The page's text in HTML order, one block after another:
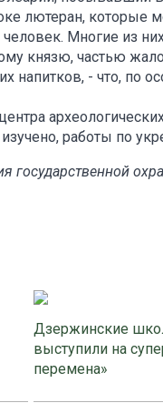
лютеран, которые
Многие из
князю, частью
напитков, - что, по
работы по
Дзержинские
выступили на
перемена»